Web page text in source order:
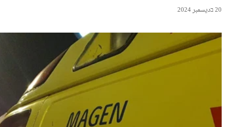
20 בديسمبر 2024